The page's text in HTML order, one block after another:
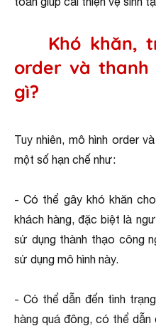
Khó khăn,
order và
gì?
Tuy nhiên, mô hình order
một số hạn chế như:
- Có thể gây khó khăn
khách hàng, đặc biệt là
sử dụng thành thạo công
sử dụng mô hình này.
- Có thể dẫn đến tình
hàng quá đông, có thể